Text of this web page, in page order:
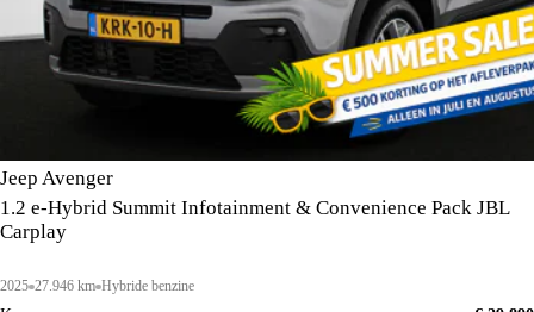
Jeep Avenger
1.2 e-Hybrid Summit Infotainment & Convenience Pack JBL
Carplay
2025 27.946 km Hybride benzine